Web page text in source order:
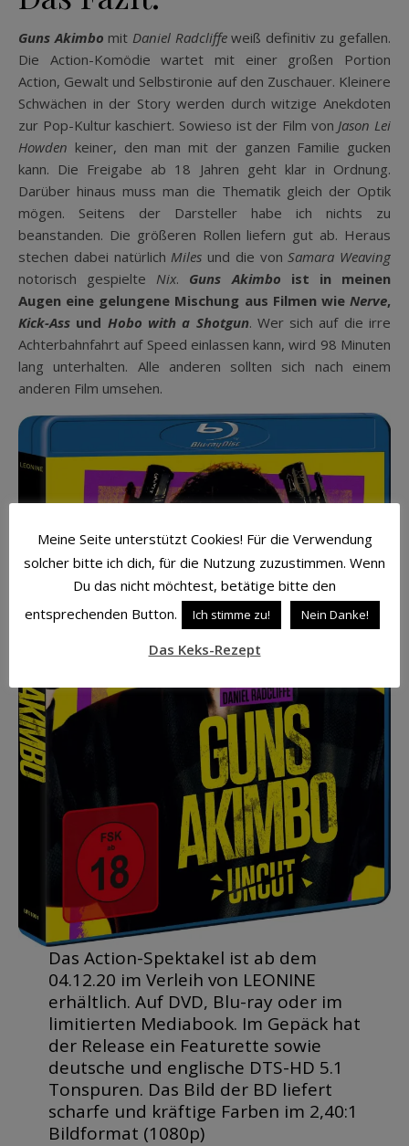
Guns Akimbo mit Daniel Radcliffeweiß definitiv zu gefallen.
Die Action-Komödie wartet mit einer großen Portion
Action, Gewalt und Selbstironie auf den Zuschauer. Kleinere
Schwächen in der Story werden durch witzige Anekdoten
zur Pop-Kultur kaschiert. Sowieso ist der Film von Jason Lei
Howden keiner, den man mit der ganzen Familie gucken
kann. Die Freigabe ab 18 Jahren geht klar in Ordnung.
Darüber hinaus muss man die Thematik gleich der Optik
mögen. Seitens der Darsteller habe ich nichts zu
beanstanden. Die größeren Rollen liefern gut ab. Heraus
stechen dabei natürlich Miles und die vonSamara Weaving
notorisch gespielte Nix. Guns Akimbo ist in meinen
Augen eine gelungene Mischung aus Filmen wie Nerve,
Kick-Ass und Hobo with a Shotgun. Wer sich auf die irre
Achterbahnfahrt auf Speed einlassen kann, wird 98 Minuten
lang unterhalten. Alle anderen sollten sich nach einem
anderen Film umsehen.
Das Action-Spektakel ist ab dem
04.12.20 im Verleih von LEONINE
erhältlich. Auf DVD, Blu-ray oder im
limitierten Mediabook. Im Gepäck hat
der Release ein Featurette sowie
deutsche und englische DTS-HD 5.1
Tonspuren. Das Bild der BD liefert
scharfe und kräftige Farben im 2,40:1
Bildformat (1080p)
Meine Seite unterstützt Cookies! Für die Verwendung
solcher bitte ich dich, für die Nutzung zuzustimmen. Wenn
Du das nicht möchtest, betätige bitte den
entsprechenden Button.
Ich stimme zu! Nein Danke!
Das Keks-Rezept